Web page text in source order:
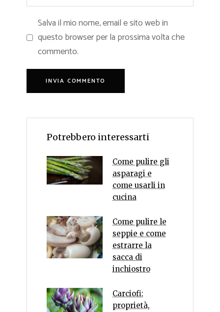
Salva il mio nome, email e sito web in
questo browser per la prossima volta che
commento.
Potrebbero interessarti
Come pulire gli
asparagi e
come usarli in
cucina
Come pulire le
seppie e come
estrarre la
sacca di
inchiostro
Carciofi:
proprietà,